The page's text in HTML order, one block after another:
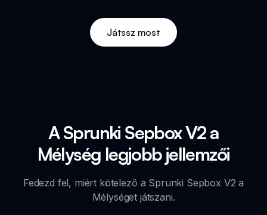
Játssz most
A Sprunki Sepbox V2 a
Mélység legjobb jellemzői
Fedezd fel, miért kötelező a Sprunki Sepbox V2 a
Mélységet játszani.